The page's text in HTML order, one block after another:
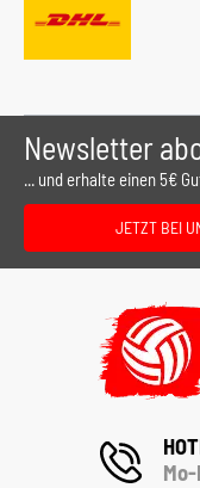
Newsletter
... und erhalte einen 5€
JETZT BEI